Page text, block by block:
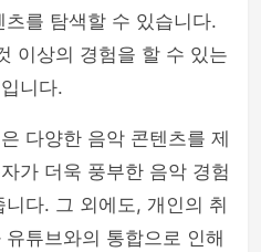
를 탐색할 수 있습니다.
이상의 경험을 할 수 있는
니다.
다양한 음악 콘텐츠를 제
가 더욱 풍부한 음악 경험
다. 그 외에도, 개인의 취
튜브와의 통합으로 인해